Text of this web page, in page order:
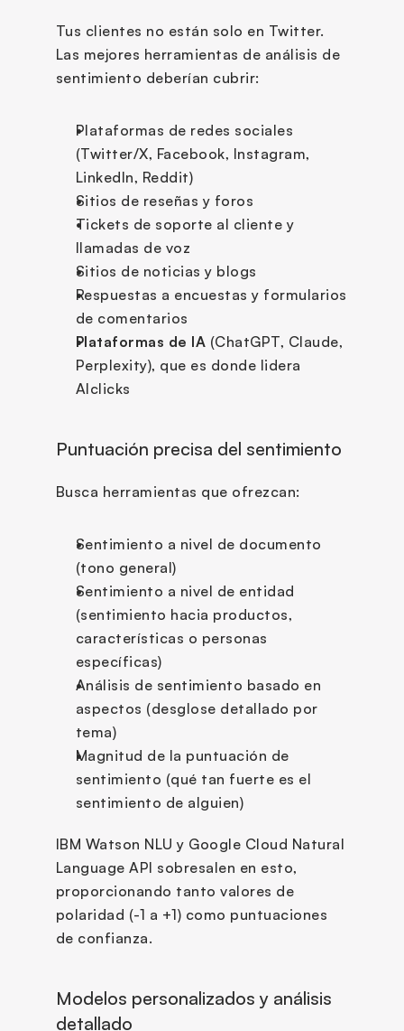
Tus clientes no están solo en Twitter.
Las mejores herramientas de análisis de
sentimiento deberían cubrir:
Plataformas de redes sociales
(Twitter/X, Facebook, Instagram,
LinkedIn, Reddit)
Sitios de reseñas y foros
Tickets de soporte al cliente y
llamadas de voz
Sitios de noticias y blogs
Respuestas a encuestas y formularios
de comentarios
Plataformas de IA (ChatGPT, Claude,
Perplexity), que es donde lidera
AIclicks
Puntuación precisa del sentimiento
Busca herramientas que ofrezcan:
Sentimiento a nivel de documento
(tono general)
Sentimiento a nivel de entidad
(sentimiento hacia productos,
características o personas
específicas)
Análisis de sentimiento basado en
aspectos (desglose detallado por
tema)
Magnitud de la puntuación de
sentimiento (qué tan fuerte es el
sentimiento de alguien)
IBM Watson NLU y Google Cloud Natural
Language API sobresalen en esto,
proporcionando tanto valores de
polaridad (-1 a +1) como puntuaciones
de confianza.
Modelos personalizados y análisis
detallado